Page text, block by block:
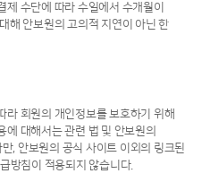
수단에 따라 수일에서 수개월이
해 안보원의 고의적 지연이 아닌 한
라 회원의 개인정보를 보호하기 위해
에 대해서는 관련 법 및 안보원의
, 안보원의 공식 사이트 이외의 링크된
방침이 적용되지 않습니다.